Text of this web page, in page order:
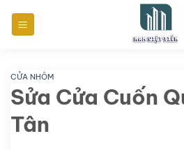
qua
dung
CỬA NHÔM
Sửa Cửa Cuốn
Tân